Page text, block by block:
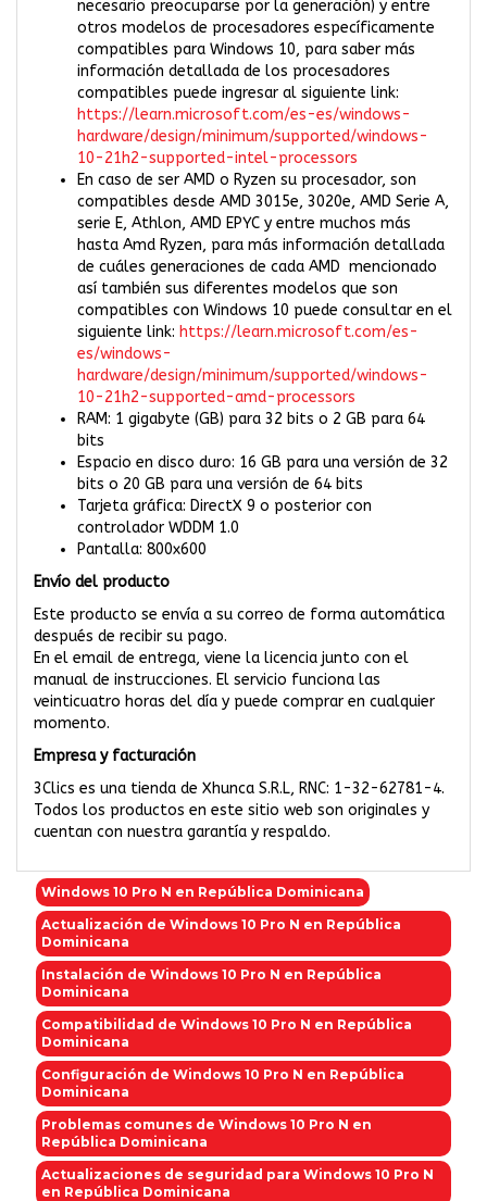
necesario preocuparse por la generación) y entre
otros modelos de procesadores específicamente
compatibles para Windows 10, para saber más
información detallada de los procesadores
compatibles puede ingresar al siguiente link:
https://learn.microsoft.com/es-es/windows-
hardware/design/minimum/supported/windows-
10-21h2-supported-intel-processors
En caso de ser AMD o Ryzen su procesador, son
compatibles desde AMD 3015e, 3020e, AMD Serie A,
serie E, Athlon, AMD EPYC y entre muchos más
hasta Amd Ryzen, para más información detallada
de cuáles generaciones de cada AMD mencionado
así también sus diferentes modelos que son
compatibles con Windows 10 puede consultar en el
siguiente link: https://learn.microsoft.com/es-
es/windows-
hardware/design/minimum/supported/windows-
10-21h2-supported-amd-processors
RAM: 1 gigabyte (GB) para 32 bits o 2 GB para 64
bits
Espacio en disco duro: 16 GB para una versión de 32
bits o 20 GB para una versión de 64 bits
Tarjeta gráfica: DirectX 9 o posterior con
controlador WDDM 1.0
Pantalla: 800x600
Envío del producto
Este producto se envía a su correo de forma automática
después de recibir su pago.
En el email de entrega, viene la licencia junto con el
manual de instrucciones. El servicio funciona las
veinticuatro horas del día y puede comprar en cualquier
momento.
Empresa y facturación
3Clics es una tienda de Xhunca S.R.L, RNC: 1-32-62781-4.
Todos los productos en este sitio web son originales y
cuentan con nuestra garantía y respaldo.
Windows 10 Pro N en República Dominicana
Actualización de Windows 10 Pro N en República
Dominicana
Instalación de Windows 10 Pro N en República
Dominicana
Compatibilidad de Windows 10 Pro N en República
Dominicana
Configuración de Windows 10 Pro N en República
Dominicana
Problemas comunes de Windows 10 Pro N en
República Dominicana
Actualizaciones de seguridad para Windows 10 Pro N
en República Dominicana